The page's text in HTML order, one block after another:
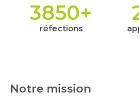
réfections
3850+
Notre mission